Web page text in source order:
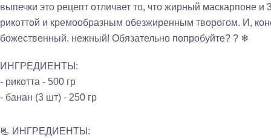
выпечки это рецепт отличает то, что жирный маскарпоне
рикоттой и кремообразным обезжиренным творогом. И,
божественный, нежный! Обязательно попробуйте? ? ❄
ИНГРЕДИЕНТЫ:
- рикотта - 500 гр
- банан (3 шт) - 250 гр
📃 ИНГРЕДИЕНТЫ: